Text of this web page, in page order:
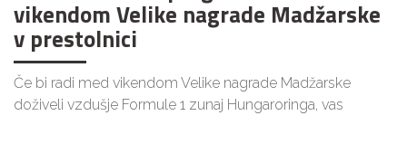
vikendom Velike nagrade Madžarske
v prestolnici
Če bi radi med vikendom Velike nagrade Madžarske
doživeli vzdušje Formule 1 zunaj Hungaroringa, vas